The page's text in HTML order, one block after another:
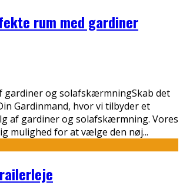
rum med gardiner
gardiner og solafskærmningSkab det
Gardinmand, hvor vi tilbyder et
af gardiner og solafskærmning. Vores
mulighed for at vælge den nøj...